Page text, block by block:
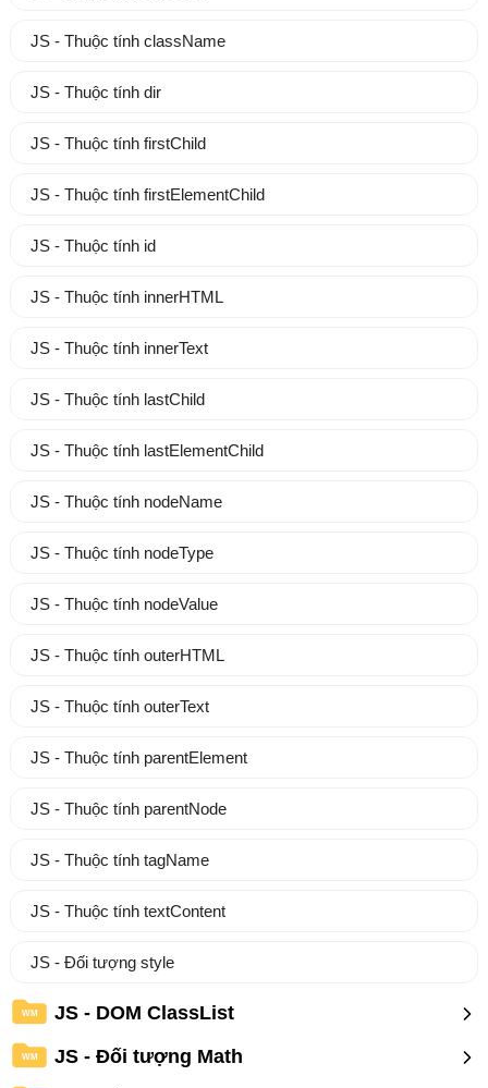
JS - Thuộc tính className
JS - Thuộc tính dir
JS - Thuộc tính firstChild
JS - Thuộc tính firstElementChild
JS - Thuộc tính id
JS - Thuộc tính innerHTML
JS - Thuộc tính innerText
JS - Thuộc tính lastChild
JS - Thuộc tính lastElementChild
JS - Thuộc tính nodeName
JS - Thuộc tính nodeType
JS - Thuộc tính nodeValue
JS - Thuộc tính outerHTML
JS - Thuộc tính outerText
JS - Thuộc tính parentElement
JS - Thuộc tính parentNode
JS - Thuộc tính tagName
JS - Thuộc tính textContent
JS - Đối tượng style
WM JS - DOM ClassList
WM JS - Đối tượng Math